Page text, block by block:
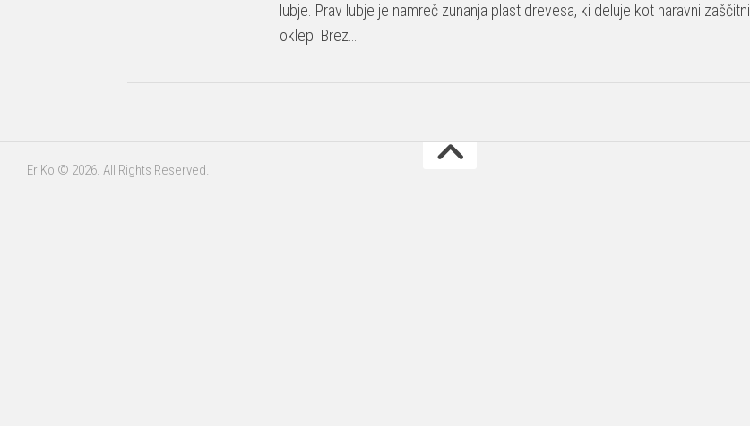
lubje. Prav lubje je namreč zunanja plast drevesa, ki deluje kot naravni zaščitni
oklep. Brez…
EriKo © 2026. All Rights Reserved.